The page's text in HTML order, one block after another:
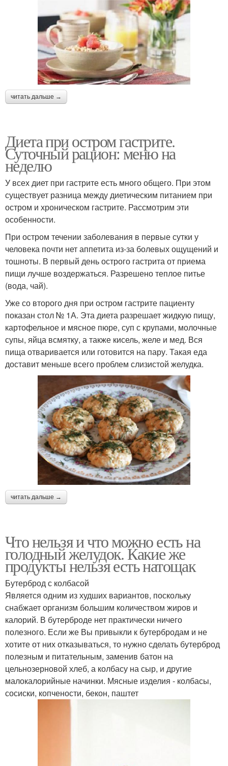
читать дальше →
Диета при остром гастрите.
Суточный рацион: меню на
неделю
У всех диет при гастрите есть много общего. При этом
существует разница между диетическим питанием при
остром и хроническом гастрите. Рассмотрим эти
особенности.
При остром течении заболевания в первые сутки у
человека почти нет аппетита из-за болевых ощущений и
тошноты. В первый день острого гастрита от приема
пищи лучше воздержаться. Разрешено теплое питье
(вода, чай).
Уже со второго дня при остром гастрите пациенту
показан стол № 1А. Эта диета разрешает жидкую пищу,
картофельное и мясное пюре, суп с крупами, молочные
супы, яйца всмятку, а также кисель, желе и мед. Вся
пища отваривается или готовится на пару. Такая еда
доставит меньше всего проблем слизистой желудка.
читать дальше →
Что нельзя и что можно есть на
голодный желудок. Какие же
продукты нельзя есть натощак
Бутерброд с колбасой
Является одним из худших вариантов, поскольку
снабжает организм большим количеством жиров и
калорий. В бутерброде нет практически ничего
полезного. Если же Вы привыкли к бутербродам и не
хотите от них отказываться, то нужно сделать бутерброд
полезным и питательным, заменив батон на
цельнозерновой хлеб, а колбасу на сыр, и другие
малокалорийные начинки. Мясные изделия - колбасы,
сосиски, копчености, бекон, паштет